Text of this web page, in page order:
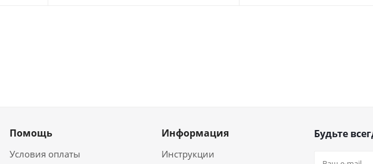
Помощь
Условия оплаты
Информация
Инструкции
Будьте